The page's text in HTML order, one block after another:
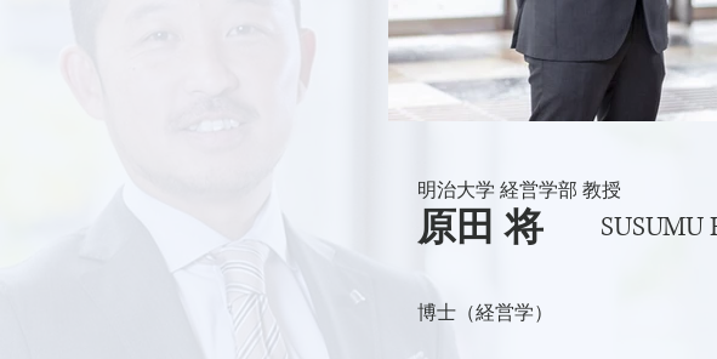
明治大学 経営学部 教授
原田 将 SUSUMU
博士（経営学）